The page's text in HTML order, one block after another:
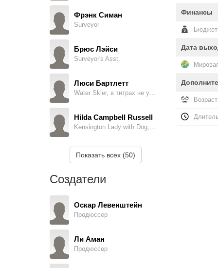
Фрэнк Симан
Surveyor
Брюс Лэйси
Surveyor's Asst.
Люси Бартлетт
Hilda Campbell Russell
Кеннет Фаррингтон
Винсент Хардинг
Роуз Хиллер
Джулиан Холлоуэй
Показать всех (50)
Создатели
Оскар Левенштейн
Продюссер
Ли Аман
Продюссер
Финансы
Дата